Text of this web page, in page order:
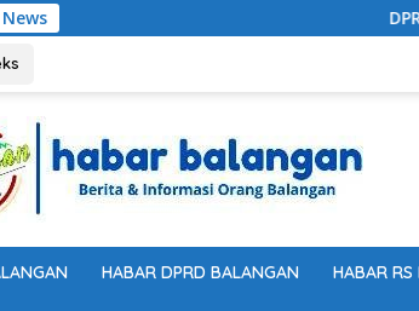
DPRD Balangan Ketok
HABAR DPRD BALANGAN HABAR